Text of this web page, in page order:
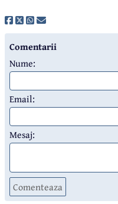
Comentarii
Nume:
Email:
Mesaj:
Comenteaza